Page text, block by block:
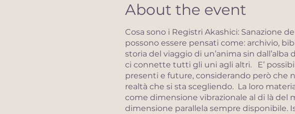
About the event
Cosa sono i Registri Akashici: Sanazione
possono essere pensati come: archivio,
storia del viaggio di un’anima sin
ci connette tutti gli uni agli altri. E’
presenti e future, considerando però che
realtà che si sta scegliendo. La loro
come dimensione vibrazionale al di là del
dimensione parallela sempre disponibile.